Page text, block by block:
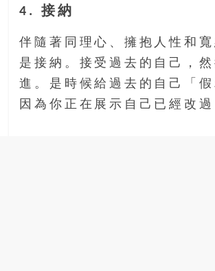
4. 接納
伴隨著同理心、擁抱人性和寬
是接納。接受過去的自己，
進。是時候給過去的自己「假
因為你正在展示自己已經改過